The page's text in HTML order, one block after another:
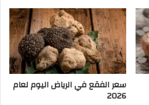
سعر الفقع في الرياض اليوم لعام
2026